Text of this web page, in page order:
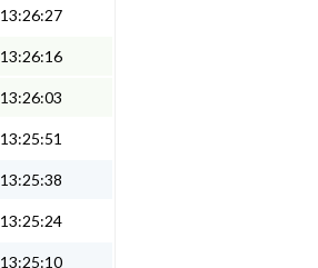
13:26:27
13:26:16
13:26:03
13:25:51
13:25:38
13:25:24
13:25:10